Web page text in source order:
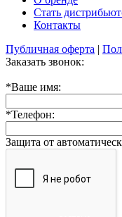
Стать
Контакты
Публичная оферта |
Заказать звонок:
*Ваше имя:
*Телефон:
Защита от